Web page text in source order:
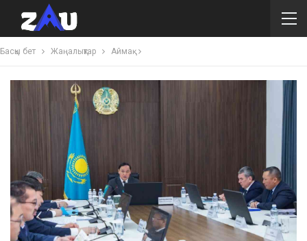
Басқы бет Жаңалықтар Аймақ